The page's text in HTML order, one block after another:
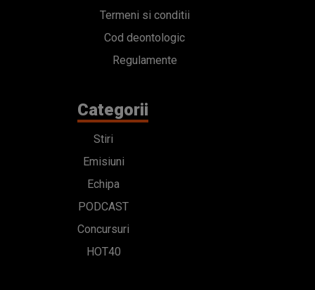
Termeni si conditii
Cod deontologic
Regulamente
Categorii
Stiri
Emisiuni
Echipa
PODCAST
Concursuri
HOT40